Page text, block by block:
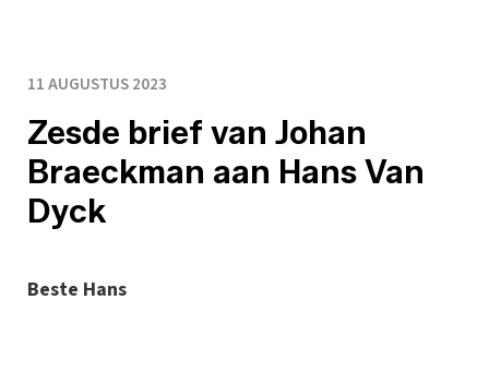
11 AUGUSTUS 2023
Zesde brief van Johan
Braeckman aan Hans Van
Dyck
Beste Hans